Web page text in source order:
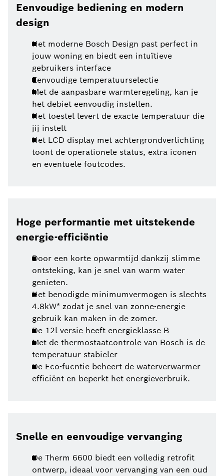
Eenvoudige bediening en modern
design
Het moderne Bosch Design past perfect in
jouw woning en biedt een intuïtieve
gebruikers interface
Eenvoudige temperatuurselectie
Met de aanpasbare warmteregeling, kan je
het debiet eenvoudig instellen.
Het toestel levert de exacte temperatuur die
jij instelt
Het LCD display met achtergrondverlichting
toont de operationele status, extra iconen
en eventuele foutcodes.
Hoge performantie met uitstekende
energie-efficiëntie
Door een korte opwarmtijd dankzij slimme
ontsteking, kan je snel van warm water
genieten.
Het benodigde minimumvermogen is slechts
4.8kW* zodat je snel van zonne-energie
gebruik kan maken in de zomer.
De 12l versie heeft energieklasse B
Met de thermostaatcontrole van Bosch is de
temperatuur stabieler
De Eco-fucntie beheert de waterverwarmer
efficiënt en beperkt het energieverbruik.
Snelle en eenvoudige vervanging
De Therm 6600 biedt een volledig retrofit
ontwerp, ideaal voor vervanging van een oud